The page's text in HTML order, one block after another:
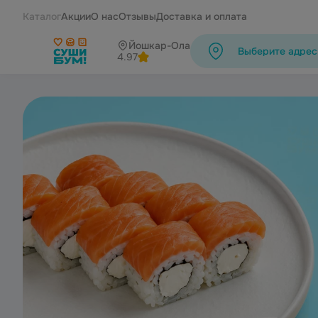
КаталогАкцииО насОтзывыДоставка и оплата
Йошкар-Ола
4.97
Выберите